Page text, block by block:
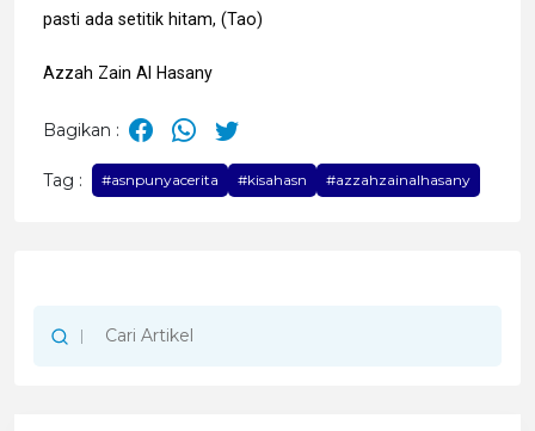
pasti ada setitik hitam, (Tao)
Azzah Zain Al Hasany
Bagikan :
Tag : #asnpunyacerita #kisahasn #azzahzainalhasany